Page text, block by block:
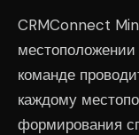
CRMConnect
местоположении
команде
каждому
формирования